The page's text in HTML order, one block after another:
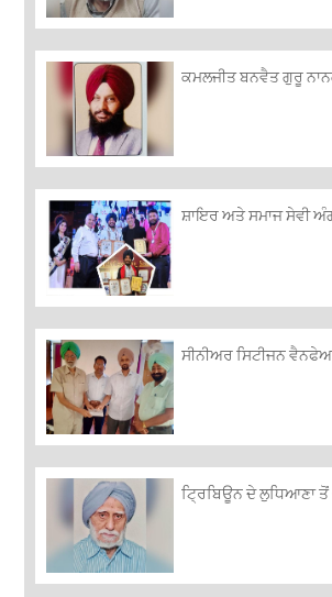
ਕਮਲਜੀਤ ਬਨਵੈਤ ਗੁਰੂ
ਸ਼ਾਇਰ ਅਤੇ ਸਮਾਜ ਸੇਵੀ
ਸੀਨੀਅਰ ਸਿਟੀਜਨ
ਟ੍ਰਿਬਿਊਨ ਦੇ ਲੁਧਿਆਣਾ